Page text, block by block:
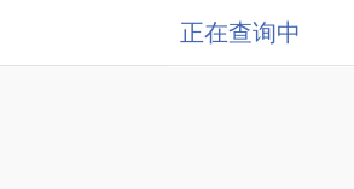
正在查询中